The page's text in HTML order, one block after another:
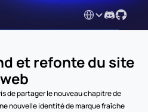
Select Language
et refonte du site
web
de partager le nouveau chapitre de
nouvelle identité de marque fraîche